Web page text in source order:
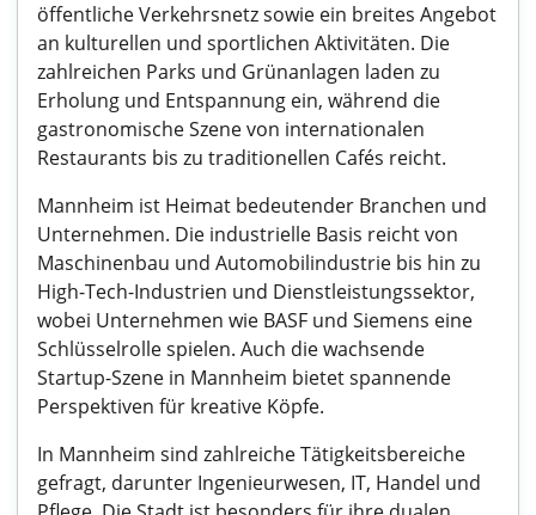
öffentliche Verkehrsnetz sowie ein breites Angebot
an kulturellen und sportlichen Aktivitäten. Die
zahlreichen Parks und Grünanlagen laden zu
Erholung und Entspannung ein, während die
gastronomische Szene von internationalen
Restaurants bis zu traditionellen Cafés reicht.
Mannheim ist Heimat bedeutender Branchen und
Unternehmen. Die industrielle Basis reicht von
Maschinenbau und Automobilindustrie bis hin zu
High-Tech-Industrien und Dienstleistungssektor,
wobei Unternehmen wie BASF und Siemens eine
Schlüsselrolle spielen. Auch die wachsende
Startup-Szene in Mannheim bietet spannende
Perspektiven für kreative Köpfe.
In Mannheim sind zahlreiche Tätigkeitsbereiche
gefragt, darunter Ingenieurwesen, IT, Handel und